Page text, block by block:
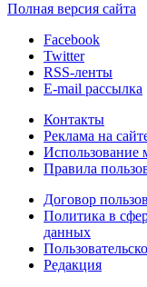
Полная версия сайта
Facebook
Twitter
RSS-ленты
E-mail рассылка
Контакты
Реклама на
Использование
Правила
Договор
Политика в
данных
Редакция